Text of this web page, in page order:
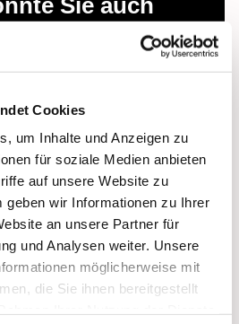
Cookies
um Inhalte und Anzeigen zu
für soziale Medien anbieten
auf unsere Website zu
geben wir Informationen zu Ihrer
an unsere Partner für
und Analysen weiter. Unsere
möglicherweise mit
die Sie ihnen bereitgestellt